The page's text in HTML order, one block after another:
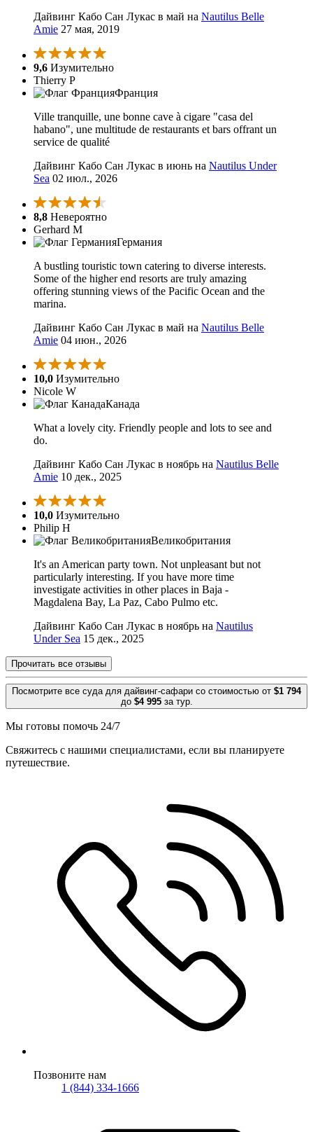
Дайвинг Кабо Сан Лукас в май на Nautilus Belle
Amie 27 мая, 2019
9,6 Изумительно
Thierry P
Франция
Ville tranquille, une bonne cave à cigare "casa del
habano", une multitude de restaurants et bars offrant un
service de qualité
Дайвинг Кабо Сан Лукас в июнь на Nautilus Under
Sea 02 июл., 2026
8,8 Невероятно
Gerhard M
Германия
A bustling touristic town catering to diverse interests.
Some of the higher end resorts are truly amazing
offering stunning views of the Pacific Ocean and the
marina.
Дайвинг Кабо Сан Лукас в май на Nautilus Belle
Amie 04 июн., 2026
10,0 Изумительно
Nicole W
Канада
What a lovely city. Friendly people and lots to see and
do.
Дайвинг Кабо Сан Лукас в ноябрь на Nautilus Belle
Amie 10 дек., 2025
10,0 Изумительно
Philip H
Великобритания
It's an American party town. Not unpleasant but not
particularly interesting. If you have more time
investigate activities in other places in Baja -
Magdalena Bay, La Paz, Cabo Pulmo etc.
Дайвинг Кабо Сан Лукас в ноябрь на Nautilus
Under Sea 15 дек., 2025
Прочитать все отзывы
Посмотрите все суда для дайвинг-сафари со стоимостью от $1 794
до $4 995за тур.
Мы готовы помочь 24/7
Свяжитесь с нашими специалистами, если вы планируете
путешествие.
Позвоните нам
1 (844) 334-1666